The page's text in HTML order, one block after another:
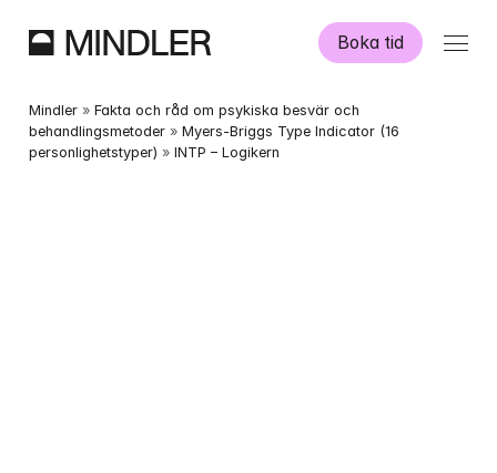
Boka tid
Våra psykologer
Mindler » Fakta och råd om psykiska besvär och
behandlingsmetoder » Myers-Briggs Type Indicator (16
personlighetstyper) » INTP – Logikern